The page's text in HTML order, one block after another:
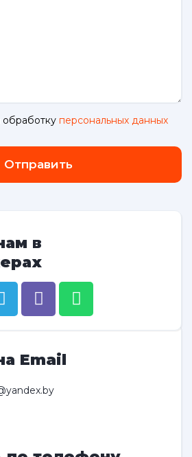
персональных данных
Отправить
в
Email